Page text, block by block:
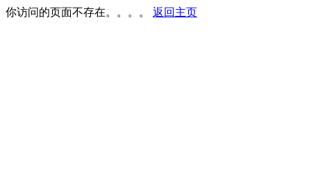
你访问的页面不存在。。。。 返回主页